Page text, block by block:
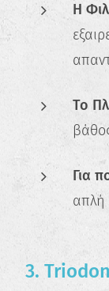
Η
Το
Για
απλή
3.